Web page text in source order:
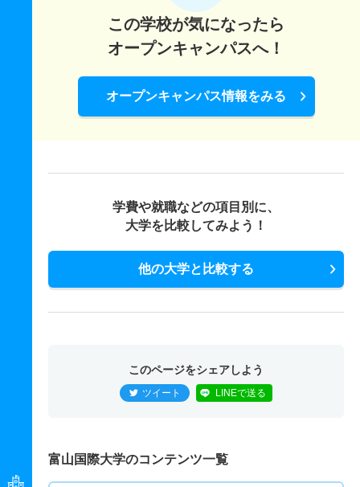
この学校が気になったら
オープンキャンパスへ！
オープンキャンパス情報をみる
学費や就職などの項目別に、
大学を比較してみよう！
他の大学と比較する
このページをシェアしよう
ツイート LINEで送る
富山国際大学のコンテンツ一覧